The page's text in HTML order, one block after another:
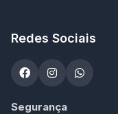
Redes Sociais
Segurança